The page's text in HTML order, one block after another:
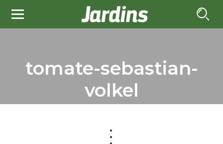
tomate-sebastian-
volkel